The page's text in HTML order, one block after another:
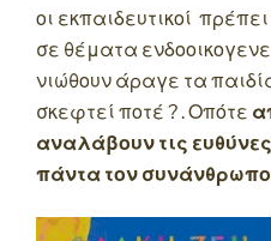
οι εκπαιδευτικοί
σε θέματα
νιώθουν άραγε τα
σκεφτεί ποτέ ? . Οπότε
αναλάβουν τις
πάντα τον συνάνθρωπο